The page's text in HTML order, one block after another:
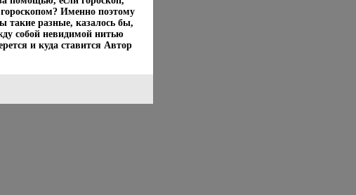
Именно поэтому
такие разные, казалось бы,
собой невидимой нитью
и куда ставится Автор